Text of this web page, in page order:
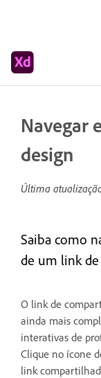
Navegar
design
Última
Saiba como
de um link de
O link de
ainda mais
interativas de
Clique no ícone
link